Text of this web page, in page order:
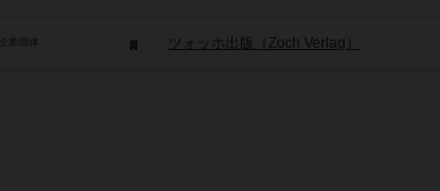
ツォッホ出版（Zoch Verlag）